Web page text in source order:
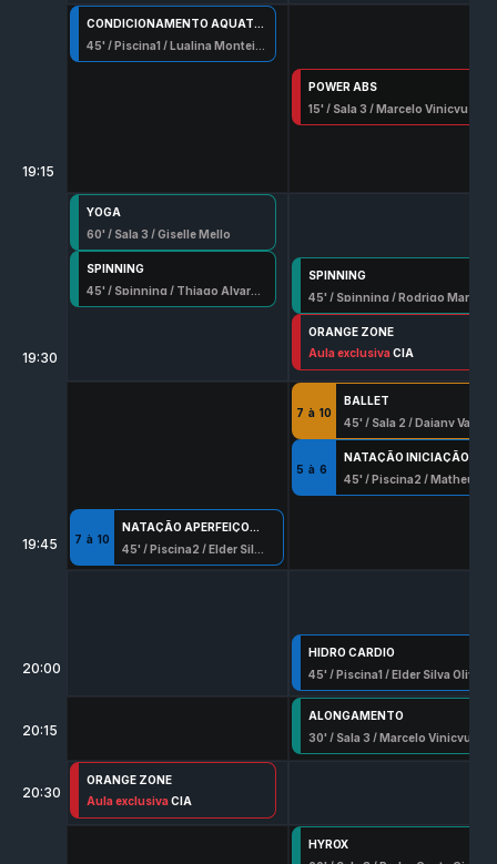
19:15
19:30
19:45
20:00
20:15
20:30
CONDICIONAMENTO AQUATICO
45' /Piscina1 /Lualina Monteiro Farias
YOGA
60' / Sala 3 /Giselle Mello
SPINNING
45' / Spinning / Thiago Alvarenga
NATAÇÃO APERFEIÇOAMENTO
7 à 10
45' /Piscina2 /Elder Silva Oliveira
ORANGE ZONE
45' /Sala 3/Haylany Cassia Esilva
Aula exclusivaCIA
POWER ABS
15' / Sala 3 /Marcelo Vinicyus
SPINNING
45' / Spinning /Rodrigo Marcondes
ORANGE ZONE
45' /Sala 3/Marcelo Vinicyus
Aula exclusivaCIA
BALLET
7 à 10
45' / Sala 2 /Daiany Vasconcellos Serafim
NATAÇÃO INICIAÇÃO
5 à 6
45' /Piscina2 /Matheus Barros Santana
HIDRO CARDIO
45' /Piscina1 /Elder Silva Oliveira
ALONGAMENTO
30' / Sala 3 /Marcelo Vinicyus
HYROX